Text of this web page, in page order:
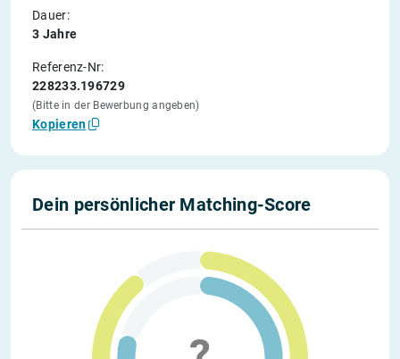
Dauer:
3 Jahre
Referenz-Nr:
228233.196729
(Bitte in der Bewerbung angeben)
Kopieren
Dein persönlicher Matching-Score